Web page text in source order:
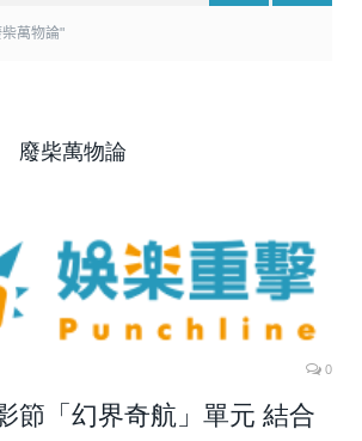
萬物論"
廢柴萬物論
0
節「幻界奇航」單元 結合